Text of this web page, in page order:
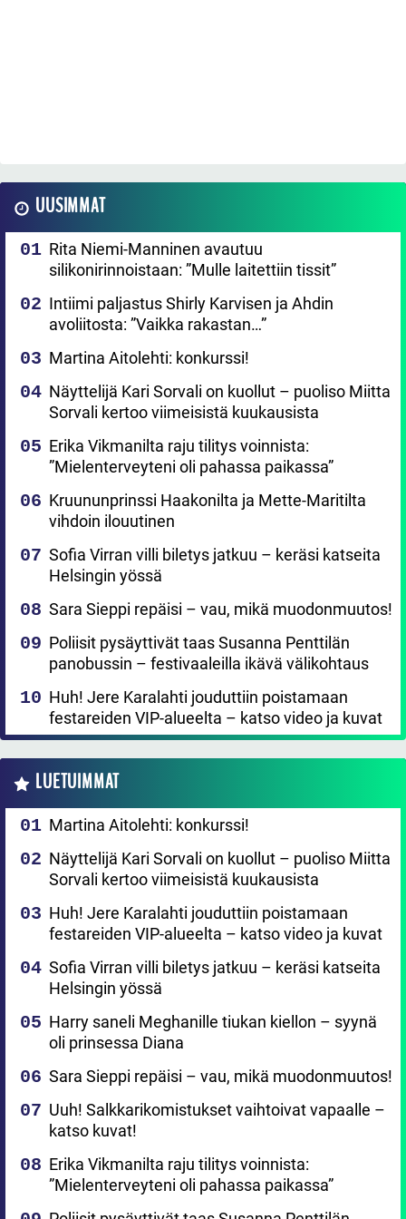
UUSIMMAT
Rita Niemi-Manninen avautuu
silikonirinnoistaan: ”Mulle laitettiin tissit”
Intiimi paljastus Shirly Karvisen ja Ahdin
avoliitosta: ”Vaikka rakastan…”
Martina Aitolehti: konkurssi!
Näyttelijä Kari Sorvali on kuollut – puoliso Miitta
Sorvali kertoo viimeisistä kuukausista
Erika Vikmanilta raju tilitys voinnista:
”Mielenterveyteni oli pahassa paikassa”
Kruununprinssi Haakonilta ja Mette-Maritilta
vihdoin ilouutinen
Sofia Virran villi biletys jatkuu – keräsi katseita
Helsingin yössä
Sara Sieppi repäisi – vau, mikä muodonmuutos!
Poliisit pysäyttivät taas Susanna Penttilän
panobussin – festivaaleilla ikävä välikohtaus
Huh! Jere Karalahti jouduttiin poistamaan
festareiden VIP-alueelta – katso video ja kuvat
LUETUIMMAT
Martina Aitolehti: konkurssi!
Näyttelijä Kari Sorvali on kuollut – puoliso Miitta
Sorvali kertoo viimeisistä kuukausista
Huh! Jere Karalahti jouduttiin poistamaan
festareiden VIP-alueelta – katso video ja kuvat
Sofia Virran villi biletys jatkuu – keräsi katseita
Helsingin yössä
Harry saneli Meghanille tiukan kiellon – syynä
oli prinsessa Diana
Sara Sieppi repäisi – vau, mikä muodonmuutos!
Uuh! Salkkarikomistukset vaihtoivat vapaalle –
katso kuvat!
Erika Vikmanilta raju tilitys voinnista:
”Mielenterveyteni oli pahassa paikassa”